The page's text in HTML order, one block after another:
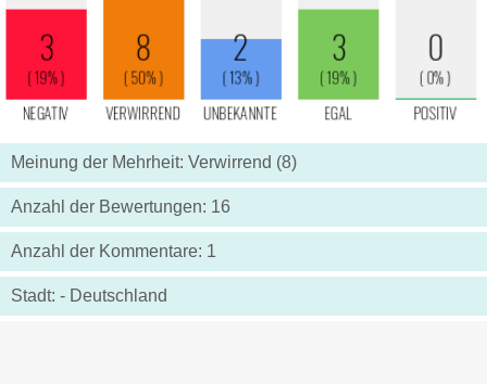
Meinung der Mehrheit: Verwirrend (8)
Anzahl der Bewertungen: 16
Anzahl der Kommentare: 1
Stadt: - Deutschland